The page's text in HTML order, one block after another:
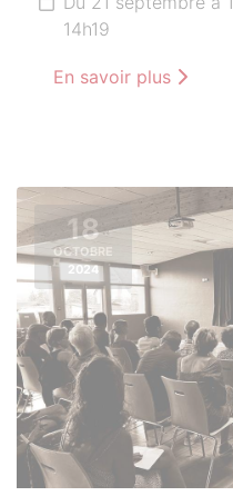
14h19
En savoir plus
18
OCTOBRE
2024